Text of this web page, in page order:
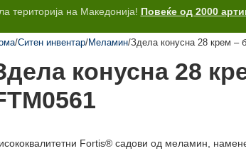
територија на Македонија! Повеќе од 2000
Ситен инвентар Меламин Здела конусна 28 крем –
конусна 28
Fortis® садови од меламин,